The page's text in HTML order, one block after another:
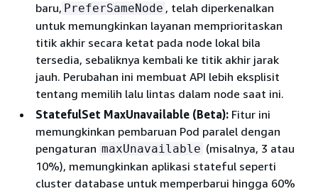
baru, PreferSameNode , telah diperkenalkan
untuk memungkinkan layanan memprioritaskan
titik akhir secara ketat pada node lokal bila
tersedia, sebaliknya kembali ke titik akhir jarak
jauh. Perubahan ini membuat API lebih eksplisit
tentang memilih lalu lintas dalam node saat ini.
StatefulSet MaxUnavailable (Beta): Fitur ini
memungkinkan pembaruan Pod paralel dengan
pengaturan maxUnavailable (misalnya, 3 atau
10%), memungkinkan aplikasi stateful seperti
cluster database untuk memperbarui hingga 60%